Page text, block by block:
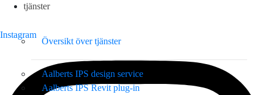
tjänster
Översikt över tjänster
Aalberts IPS design service
Aalberts IPS Revit plug-in
Instagram